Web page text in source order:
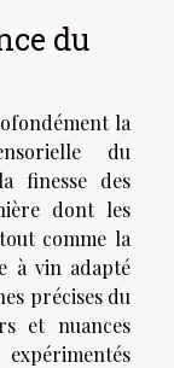
du
la
du
finesse des
dont les
comme la
à vin adapté
précises du
et nuances